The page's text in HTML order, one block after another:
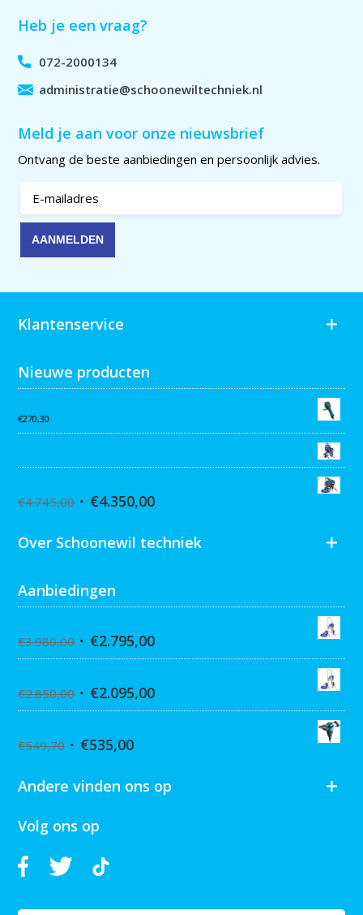
Heb je een vraag?
072-2000134
administratie@schoonewiltechniek.nl
Meld je aan voor onze nieuwsbrief
Ontvang de beste aanbiedingen en persoonlijk advies.
Klantenservice
Nieuwe producten
€270,30
€4.745,00 €4.350,00
Over Schoonewil techniek
Aanbiedingen
€3.980,00 €2.795,00
€2.850,00 €2.095,00
€549,70 €535,00
Andere vinden ons op
Volg ons op